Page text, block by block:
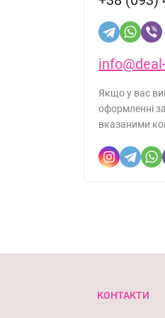
Якщо у вас
оформленні
вказаними
КОНТАКТИ